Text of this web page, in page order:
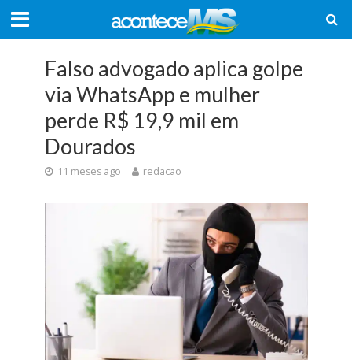
Falso advogado aplica golpe
via WhatsApp e mulher
perde R$ 19,9 mil em
Dourados
11 meses ago redacao